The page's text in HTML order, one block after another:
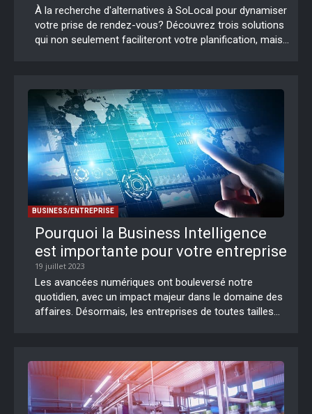
À la recherche d'alternatives à SoLocal pour dynamiser
votre prise de rendez-vous? Découvrez trois solutions
qui non seulement faciliteront votre planification, mais...
BUSINESS/ENTREPRISE
Pourquoi la Business Intelligence
est importante pour votre entreprise
19 juillet 2023
Les avancées numériques ont bouleversé notre
quotidien, avec un impact majeur dans le domaine des
affaires. Désormais, les entreprises de toutes tailles...